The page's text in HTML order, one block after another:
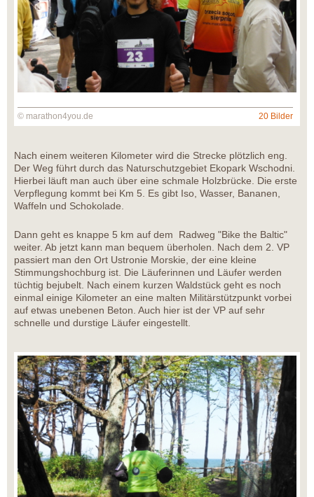
© marathon4you.de 20 Bilder
Nach einem weiteren Kilometer wird die Strecke plötzlich eng.
Der Weg führt durch das Naturschutzgebiet Ekopark Wschodni.
Hierbei läuft man auch über eine schmale Holzbrücke. Die erste
Verpflegung kommt bei Km 5. Es gibt Iso, Wasser, Bananen,
Waffeln und Schokolade.
Dann geht es knappe 5 km auf dem Radweg "Bike the Baltic"
weiter. Ab jetzt kann man bequem überholen. Nach dem 2. VP
passiert man den Ort Ustronie Morskie, der eine kleine
Stimmungshochburg ist. Die Läuferinnen und Läufer werden
tüchtig bejubelt. Nach einem kurzen Waldstück geht es noch
einmal einige Kilometer an eine malten Militärstützpunkt vorbei
auf etwas unebenen Beton. Auch hier ist der VP auf sehr
schnelle und durstige Läufer eingestellt.